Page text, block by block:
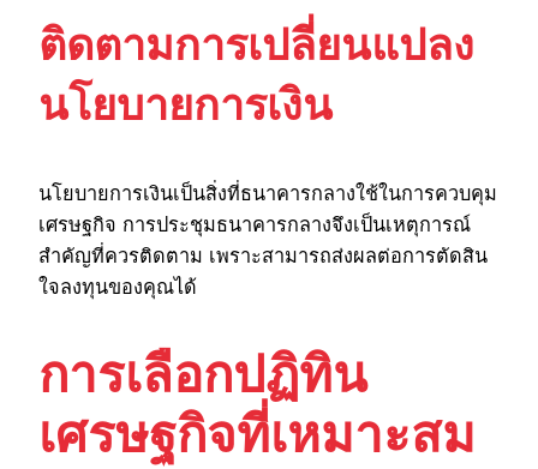
ติดตามการเปลี่ยนแปลง
นโยบายการเงิน
นโยบายการเงินเป็นสิ่งที่ธนาคารกลางใช้ในการควบคุม
เศรษฐกิจ การประชุมธนาคารกลางจึงเป็นเหตุการณ์
สำคัญที่ควรติดตาม เพราะสามารถส่งผลต่อการตัดสิน
ใจลงทุนของคุณได้
การเลือกปฏิทิน
เศรษฐกิจที่เหมาะสม